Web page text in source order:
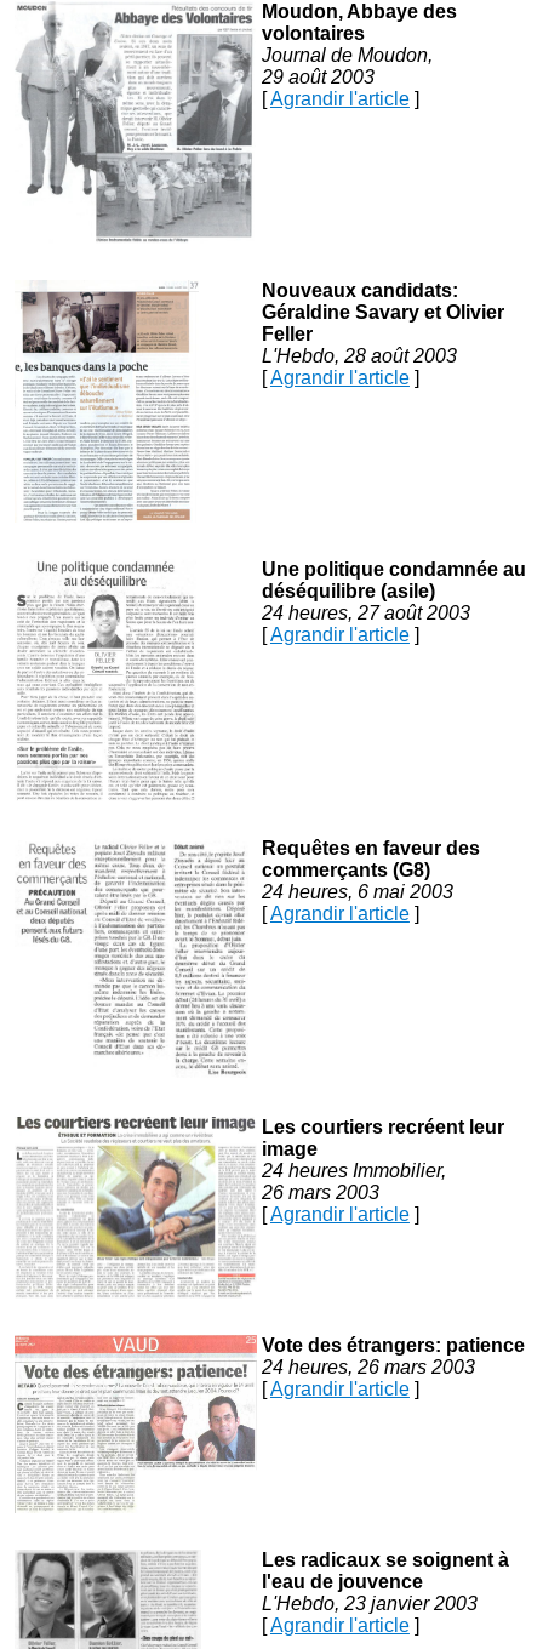
Moudon, Abbaye des
volontaires
Journal de Moudon,
29 août 2003
[Agrandir l'article]
Nouveaux candidats:
Géraldine Savary et Olivier
Feller
L'Hebdo, 28 août 2003
[Agrandir l'article]
Une politique condamnée au
déséquilibre (asile)
24 heures, 27 août 2003
[Agrandir l'article]
Requêtes en faveur des
commerçants (G8)
24 heures, 6 mai 2003
[Agrandir l'article]
Les courtiers recréent leur
image
24 heures Immobilier,
26 mars 2003
[Agrandir l'article]
Vote des étrangers: patience
24 heures, 26 mars 2003
[Agrandir l'article]
Les radicaux se soignent à
l'eau de jouvence
L'Hebdo, 23 janvier 2003
[Agrandir l'article]